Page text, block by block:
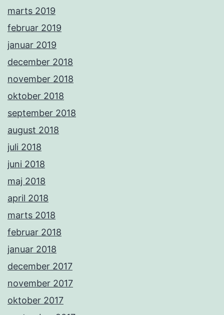
marts 2019
februar 2019
januar 2019
december 2018
november 2018
oktober 2018
september 2018
august 2018
juli 2018
juni 2018
maj 2018
april 2018
marts 2018
februar 2018
januar 2018
december 2017
november 2017
oktober 2017